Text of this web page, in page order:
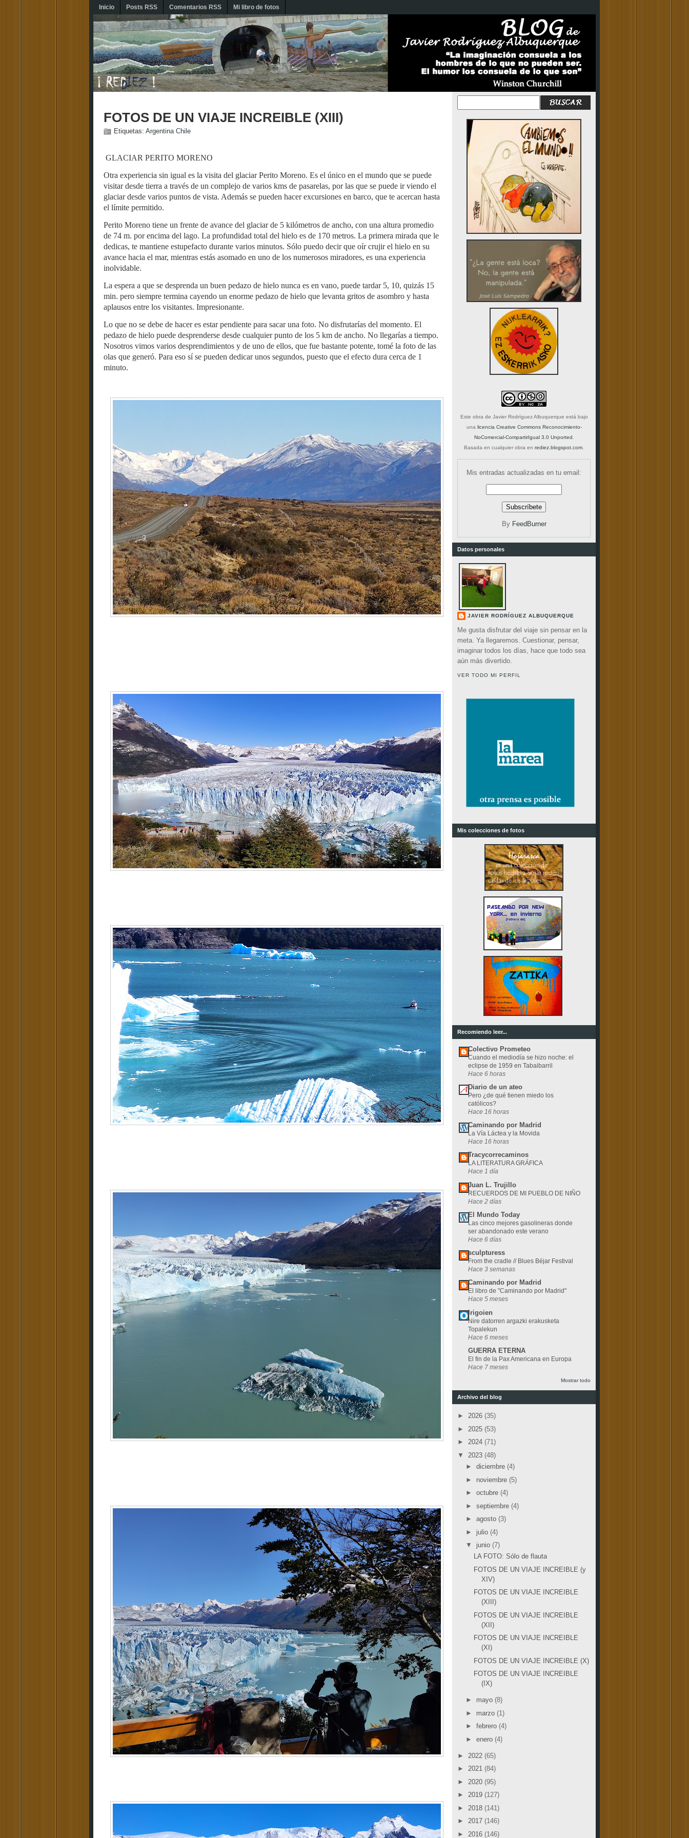
Inicio Posts RSS Comentarios RSS Mi libro de fotos
FOTOS DE UN VIAJE INCREIBLE (XIII)
Etiquetas: Argentina Chile
GLACIAR PERITO MORENO
Otra experiencia sin igual es la visita del glaciar Perito Moreno. Es el único en el mundo que se puede
visitar desde tierra a través de un complejo de varios kms de pasarelas, por las que se puede ir viendo el
glaciar desde varios puntos de vista. Además se pueden hacer excursiones en barco, que te acercan hasta
el límite permitido.
Perito Moreno tiene un frente de avance del glaciar de 5 kilómetros de ancho, con una altura promedio
de 74 m. por encima del lago. La profundidad total del hielo es de 170 metros. La primera mirada que le
dedicas, te mantiene estupefacto durante varios minutos. Sólo puedo decir que oír crujir el hielo en su
avance hacia el mar, mientras estás asomado en uno de los numerosos miradores, es una experiencia
inolvidable.
La espera a que se desprenda un buen pedazo de hielo nunca es en vano, puede tardar 5, 10, quizás 15
min. pero siempre termina cayendo un enorme pedazo de hielo que levanta gritos de asombro y hasta
aplausos entre los visitantes. Impresionante.
Lo que no se debe de hacer es estar pendiente para sacar una foto. No disfrutarías del momento. El
pedazo de hielo puede desprenderse desde cualquier punto de los 5 km de ancho. No llegarías a tiempo.
Nosotros vimos varios desprendimientos y de uno de ellos, que fue bastante potente, tomé la foto de las
olas que generó. Para eso sí se pueden dedicar unos segundos, puesto que el efecto dura cerca de 1
minuto.
Este obra de Javier Rodríguez Albuquerque está bajo
una licencia Creative Commons Reconocimiento-
NoComercial-CompartirIgual 3.0 Unported
Basada en cualquier obra en rediez.blogspot.com
Mis entradas actualizadas en tu email:
By FeedBurner
Datos personales
JAVIER RODRÍGUEZ ALBUQUERQUE
Me gusta disfrutar del viaje sin pensar en la
meta. Ya llegaremos. Cuestionar, pensar,
imaginar todos los días, hace que todo sea
aún más divertido.
VER TODO MI PERFIL
Mis colecciones de fotos
Recomiendo leer...
Colectivo Prometeo
Cuando el mediodía se hizo noche: el
eclipse de 1959 en Tabaibarril
Hace 6 horas
Diario de un ateo
Pero ¿de qué tienen miedo los
católicos?
Hace 16 horas
Caminando por Madrid
La Vía Láctea y la Movida
Hace 16 horas
Tracycorrecaminos
LA LITERATURA GRÁFICA
Hace 1 día
Juan L. Trujillo
RECUERDOS DE MI PUEBLO DE NIÑO
Hace 2 días
El Mundo Today
Las cinco mejores gasolineras donde
ser abandonado este verano
Hace 6 días
sculpturess
From the cradle // Blues Béjar Festival
Hace 3 semanas
Caminando por Madrid
El libro de "Caminando por Madrid"
Hace 5 meses
Irigoien
Nire datorren argazki erakusketa
Topalekun
Hace 6 meses
GUERRA ETERNA
El fin de la Pax Americana en Europa
Hace 7 meses
Mostrar todo
Archivo del blog
► 2026 (35)
► 2025 (53)
► 2024 (71)
▼ 2023 (48)
► diciembre (4)
► noviembre (5)
► octubre (4)
► septiembre (4)
► agosto (3)
► julio (4)
▼ junio (7)
LA FOTO: Sólo de flauta
FOTOS DE UN VIAJE INCREIBLE (y
XIV)
FOTOS DE UN VIAJE INCREIBLE
(XIII)
FOTOS DE UN VIAJE INCREIBLE
(XII)
FOTOS DE UN VIAJE INCREIBLE
(XI)
FOTOS DE UN VIAJE INCREIBLE (X)
FOTOS DE UN VIAJE INCREIBLE
(IX)
► mayo (8)
► marzo (1)
► febrero (4)
► enero (4)
► 2022 (65)
► 2021 (84)
► 2020 (95)
► 2019 (127)
► 2018 (141)
► 2017 (146)
► 2016 (146)